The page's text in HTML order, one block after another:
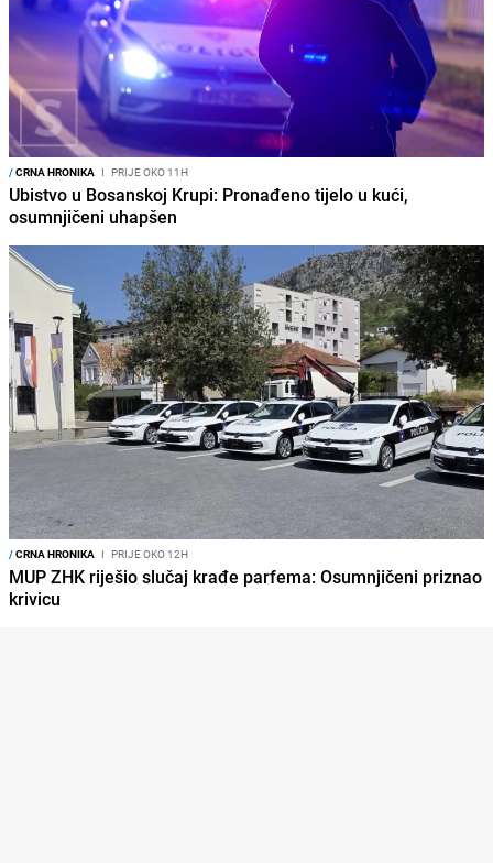
/CRNA HRONIKA I PRIJE OKO 11H
Ubistvo u Bosanskoj Krupi: Pronađeno tijelo u kući,
osumnjičeni uhapšen
/CRNA HRONIKA I PRIJE OKO 12H
MUP ZHK riješio slučaj krađe parfema: Osumnjičeni priznao
krivicu